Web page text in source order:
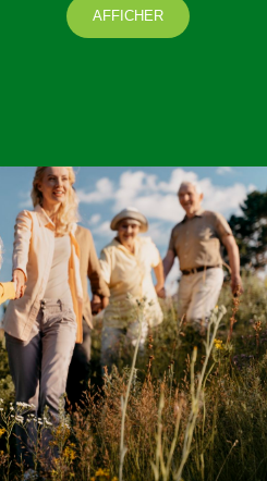
AFFICHER